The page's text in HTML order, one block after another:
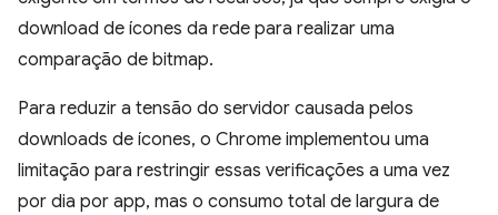
download de ícones da rede para realizar uma
comparação de bitmap.
Para reduzir a tensão do servidor causada pelos
downloads de ícones, o Chrome implementou uma
limitação para restringir essas verificações a uma vez
por dia por app, mas o consumo total de largura de